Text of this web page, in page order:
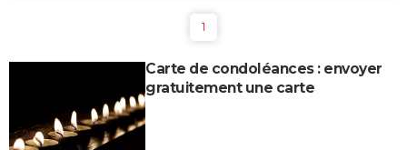
1
Carte de condoléances : envoyer
gratuitement une carte